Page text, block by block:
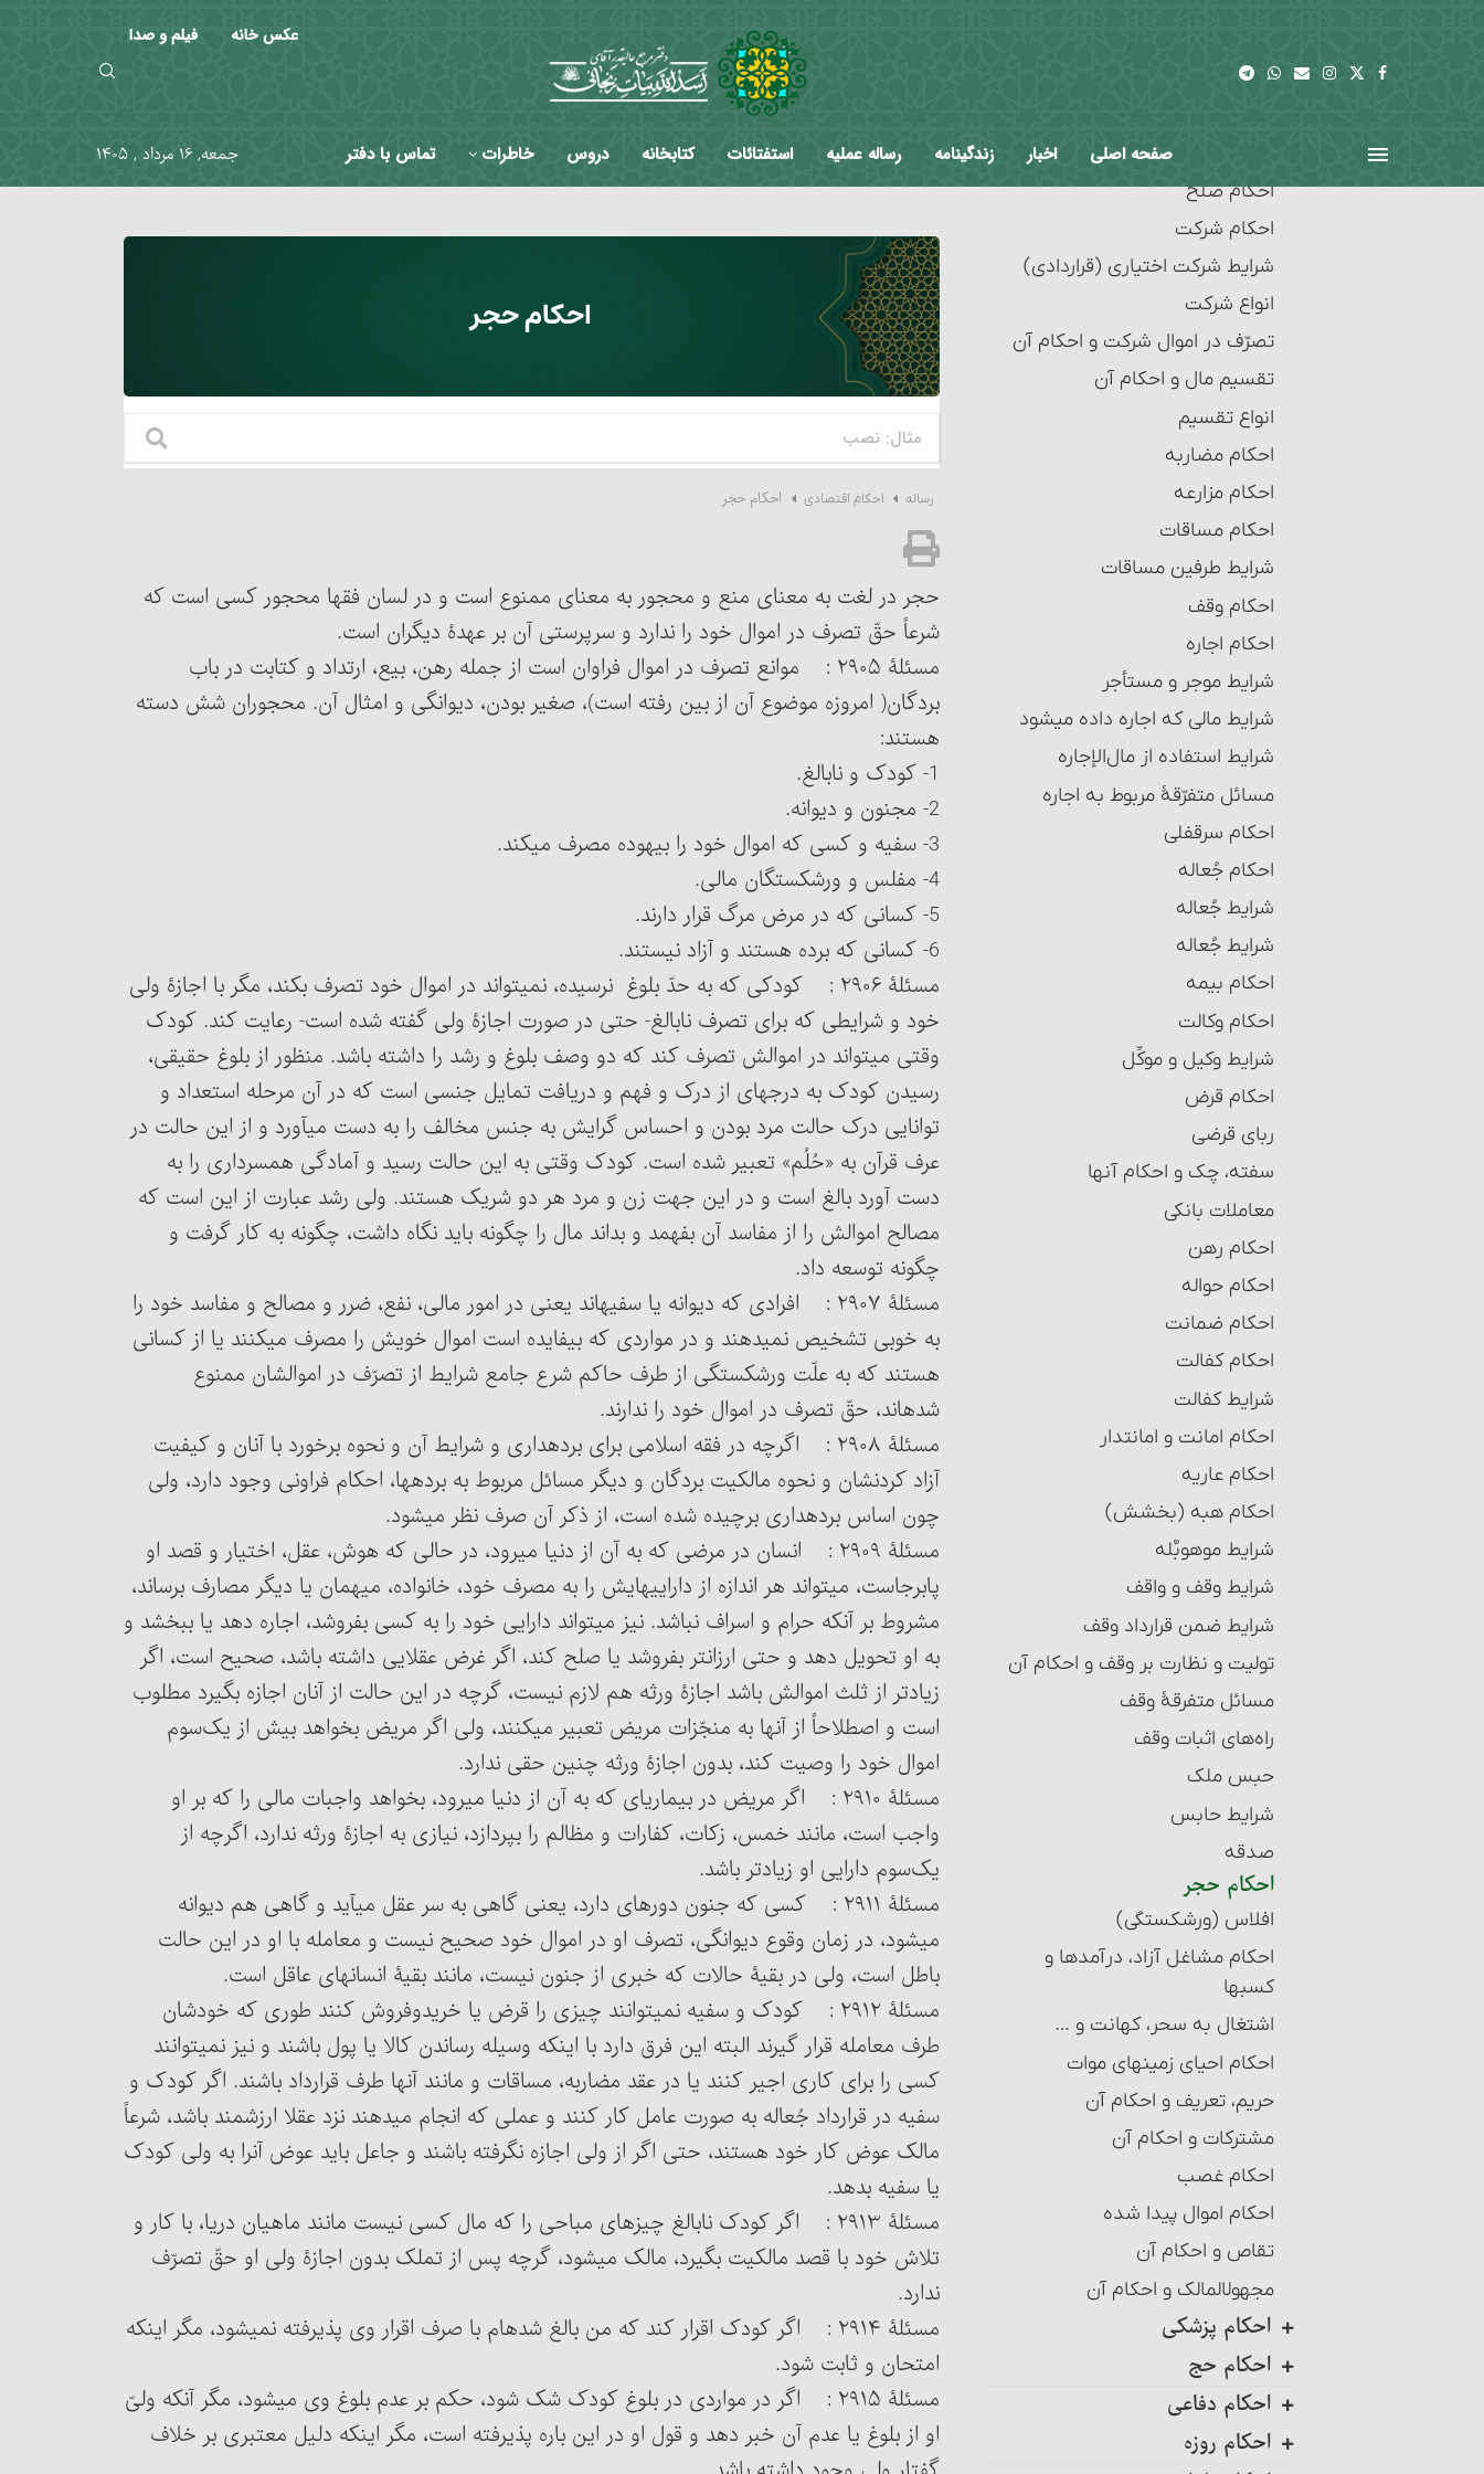
عکس خانه فیلم و صدا
صفحه اصلی اخبار زندگینامه رساله عملیه استفتائات کتابخانه دروس خاطرات تماس با دفتر جمعه, ۱۶ مرداد , ۱۴۰۵
احکام حجر
رساله احکام اقتصادی احکام حجر
حجر در لغت به معنای منع و محجور به معنای ممنوع است و در لسان فقها محجور کسی است که
شرعاً حقّ تصرف در اموال خود را ندارد و سرپرستی آن بر عهدۀ دیگران است.
مسئلۀ ۲۹۰۵ : موانع تصرف در اموال فراوان است از جمله رهن، بیع، ارتداد و کتابت در باب
بردگان( امروزه موضوع آن از بین رفته است)، صغیر بودن، دیوانگی و امثال آن. محجوران شش دسته
هستند:
1- کودک و نابالغ.
2- مجنون و دیوانه.
3- سفیه و کسی که اموال خود را بیهوده مصرف می‏کند.
4- مفلس و ورشکستگان مالی.
5- کسانی که در مرض مرگ قرار دارند.
6- کسانی که برده هستند و آزاد نیستند.
مسئلۀ ۲۹۰۶ : کودکی که به حدّ بلوغ نرسیده، نمی‏تواند در اموال خود تصرف بکند، مگر با اجازۀ ولی
خود و شرایطی که برای تصرف نابالغ- حتی در صورت اجازۀ ولی گفته شده است- رعایت کند. کودک
وقتی می‏تواند در اموالش تصرف کند که دو وصف بلوغ و رشد را داشته باشد. منظور از بلوغ حقیقی،
رسیدن کودک به درجه‏ای از درک و فهم و دریافت تمایل جنسی است که در آن مرحله استعداد و
توانایی درک حالت مرد بودن و احساس گرایش به جنس مخالف را به دست می‏آورد و از این حالت در
عرف قرآن به «حُلُم» تعبیر شده است. کودک وقتی به این حالت رسید و آمادگی همسرداری را به
دست آورد بالغ است و در این جهت زن و مرد هر دو شریک هستند. ولی رشد عبارت از این است که
مصالح اموالش را از مفاسد آن بفهمد و بداند مال را چگونه باید نگاه داشت، چگونه به کار گرفت و
چگونه توسعه داد.
مسئلۀ ۲۹۰۷ : افرادی که دیوانه یا سفیه‎اند یعنی در امور مالی، نفع، ضرر و مصالح و مفاسد خود را
به خوبی تشخیص نمی‏دهند و در مواردی که بی‎فایده است اموال خویش را مصرف می‏کنند یا از کسانی
هستند که به علّت ورشکستگی از طرف حاکم شرع جامع شرایط از تصرّف در اموالشان ممنوع
شده‏اند، حقّ تصرف در اموال خود را ندارند.
مسئلۀ ۲۹۰۸ : اگرچه در فقه اسلامی برای برده‎داری و شرایط آن و نحوه برخورد با آنان و کیفیت
آزاد کردنشان و نحوه مالکیت بردگان و دیگر مسائل مربوط به برده‏ها، احکام فراونی وجود دارد، ولی
چون اساس برده‎داری برچیده شده است، از ذکر آن صرف نظر می‏شود.
مسئلۀ ۲۹۰۹ : انسان در مرضی که به آن از دنیا می‏رود، در حالی که هوش، عقل، اختیار و قصد او
پابرجاست، می‏تواند هر اندازه از داراییهایش را به مصرف خود، خانواده، میهمان یا دیگر مصارف برساند،
مشروط بر آنکه حرام و اسراف نباشد. نیز می‏تواند دارایی خود را به کسی بفروشد، اجاره دهد یا ببخشد و
به او تحویل دهد و حتی ارزان‏تر بفروشد یا صلح کند، اگر غرض عقلایی داشته باشد، صحیح است، اگر
زیادتر از ثلث اموالش باشد اجازۀ ورثه هم لازم نیست، گرچه در این حالت از آنان اجازه بگیرد مطلوب
است و اصطلاحاً از آنها به منجّزات مریض تعبیر می‏کنند، ولی اگر مریض بخواهد بیش از یک‌سوم
اموال خود را وصیت کند، بدون اجازۀ ورثه چنین حقی ندارد.
مسئلۀ ۲۹۱۰ : اگر مریض در بیماری‏ای که به آن از دنیا می‏رود، بخواهد واجبات مالی را که بر او
واجب است، مانند خمس، زکات، کفارات و مظالم را بپردازد، نیازی به اجازۀ ورثه ندارد، اگرچه از
یک‌سوم دارایی او زیادتر باشد.
مسئلۀ ۲۹۱۱ : کسی که جنون دوره‏ای دارد، یعنی گاهی به سر عقل می‏آید و گاهی هم دیوانه
می‏شود، در زمان وقوع دیوانگی، تصرف او در اموال خود صحیح نیست و معامله با او در این حالت
باطل است، ولی در بقیۀ حالات که خبری از جنون نیست، مانند بقیۀ انسانهای عاقل است.
مسئلۀ ۲۹۱۲ : کودک و سفیه نمی‏توانند چیزی را قرض یا خریدوفروش کنند طوری که خودشان
طرف معامله قرار گیرند البته این فرق دارد با اینکه وسیله رساندن کالا یا پول باشند و نیز نمی‏توانند
کسی را برای کاری اجیر کنند یا در عقد مضاربه، مساقات و مانند آنها طرف قرارداد باشند. اگر کودک و
سفیه در قرارداد جُعاله به صورت عامل کار کنند و عملی که انجام می‏دهند نزد عقلا ارزشمند باشد، شرعاً
مالک عوض کار خود هستند، حتی اگر از ولی اجازه نگرفته باشند و جاعل باید عوض آن‎را به ولی کودک
یا سفیه بدهد.
مسئلۀ ۲۹۱۳ : اگر کودک نابالغ چیزهای مباحی را که مال کسی نیست مانند ماهیان دریا، با کار و
تلاش خود با قصد مالکیت بگیرد، مالک می‏شود، گرچه پس از تملک بدون اجازۀ ولی او حقّ تصرّف
ندارد.
مسئلۀ ۲۹۱۴ : اگر کودک اقرار کند که من بالغ شده‎ام با صرف اقرار وی پذیرفته نمی‏شود، مگر اینکه
امتحان و ثابت شود.
مسئلۀ ۲۹۱۵ : اگر در مواردی در بلوغ کودک شک شود، حکم بر عدم بلوغ وی می‏شود، مگر آنکه ولیّ
او از بلوغ یا عدم آن خبر دهد و قول او در این باره پذیرفته است، مگر اینکه دلیل معتبری بر خلاف
مسائل مربوط به احتکار و احکام آن
احکام صلح
احکام شرکت
شرایط شرکت اختیاری (قراردادی)
انواع شرکت‏
تصرّف در اموال شرکت و احکام آن
تقسیم مال و احکام آن‏
انواع تقسیم‏
احکام مضاربه‏
احکام مزارعه‏
احکام مساقات‏
شرایط طرفین مساقات
احکام وقف
احکام اجاره‏
شرایط موجر و مستأجر
شرایط مالی که اجاره داده می‏شود
شرایط استفاده از مال‌الإجاره
مسائل متفرّقۀ مربوط به اجاره
احکام سرقفلی
احکام جُعاله
شرایط جُعاله‏
شرایط جُعاله‏
احکام بیمه
احکام وکالت
شرایط وکیل و موکِّل
احکام قرض
ربای قرضی
سفته، چک و احکام آنها‏
معاملات بانکی
احکام رهن‏
احکام حواله‏
احکام ضمانت‏
احکام کفالت
شرایط کفالت
احکام امانت و امانت‏دار
احکام عاریه‏
احکام هبه (بخشش)
شرایط موهوبٌ‎‏له
شرایط وقف و واقف‏
شرایط ضمن قرارداد وقف
تولیت و نظارت بر وقف و احکام آن
مسائل متفرقۀ وقف‏
راه‌های اثبات وقف
حبس ملک
شرایط حابس‏
صدقه
احکام حجر
افلاس (ورشکستگی)
احکام مشاغل آزاد، درآمدها و
کسبها
اشتغال به سحر، کهانت و …
احکام احیای زمینهای موات‏
حریم، تعریف و احکام آن‏
مشترکات و احکام آن‏
احکام غصب‏
احکام اموال پیدا شده
تقاص و احکام آن‏
مجهول‎المالک و احکام آن‏
احکام پزشکی
ضمانت قهری در پزشکی
تلقیح، مسائل و احکام آن
احکام سقط جنین و جلوگیری از
احکام حج
احکام کلی حج
شرایط وجوب حجّ‏
احکام دفاعی
مراتب امر به معروف و نهی از منکر
احکام روزه